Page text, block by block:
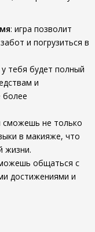
: игра позволит
и погрузиться в
тебя будет полный
и
более
сможешь не только
в макияже, что
жизни.
общаться с
достижениями и